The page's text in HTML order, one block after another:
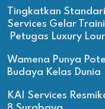
Tingkatkan
Services Gelar
Petugas Luxury
Wamena Punya
Budaya Kelas Dunia
KAI Services